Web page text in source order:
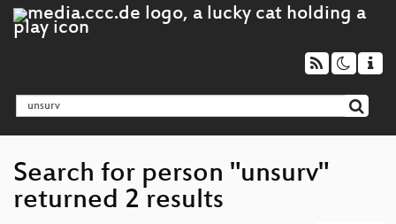
Search for person "unsurv"
returned 2 results